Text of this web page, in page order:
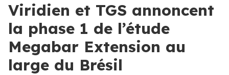
Viridien et TGS annoncent
la phase 1 de l’étude
Megabar Extension au
large du Brésil